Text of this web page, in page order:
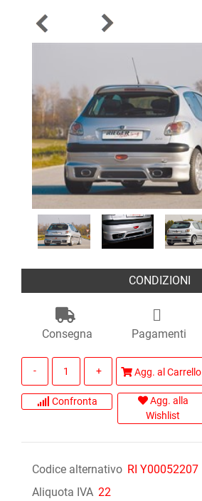
CONDIZIONI
Consegna Pagamenti
Agg. al Carrello
Confronta
Agg. alla
Wishlist
Codice alternativo RI Y00052207
Aliquota IVA 22